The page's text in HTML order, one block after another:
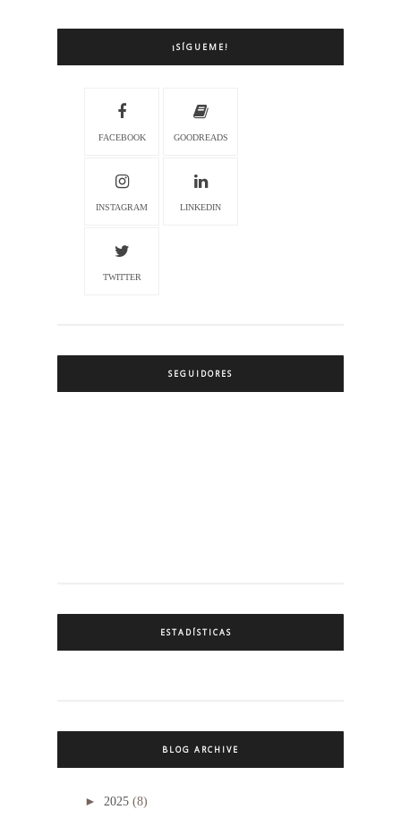
¡SÍGUEME!
FACEBOOK GOODREADS
INSTAGRAM LINKEDIN
TWITTER
SEGUIDORES
ESTADÍSTICAS
BLOG ARCHIVE
► 2025 (8)